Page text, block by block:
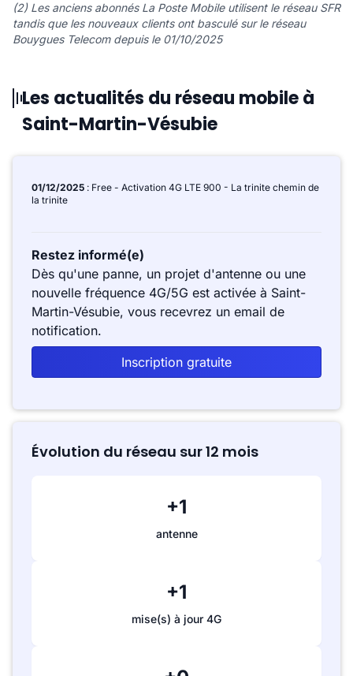
(2) Les anciens abonnés La Poste Mobile utilisent le réseau SFR
tandis que les nouveaux clients ont basculé sur le réseau
Bouygues Telecom depuis le 01/10/2025
Les actualités du réseau mobile à
Saint-Martin-Vésubie
01/12/2025 : Free - Activation 4G LTE 900 - La trinite chemin de
la trinite
Restez informé(e)
Dès qu'une panne, un projet d'antenne ou une
nouvelle fréquence 4G/5G est activée à Saint-
Martin-Vésubie, vous recevrez un email de
notification.
Inscription gratuite
Évolution du réseau sur 12 mois
+1
antenne
+1
mise(s) à jour 4G